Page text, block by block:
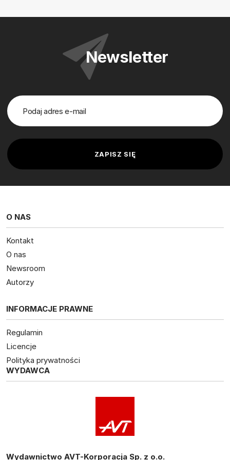
Newsletter
O NAS
Kontakt
O nas
Newsroom
Autorzy
INFORMACJE PRAWNE
Regulamin
Licencje
Polityka prywatności
WYDAWCA
Wydawnictwo AVT-Korporacja Sp. z o.o.